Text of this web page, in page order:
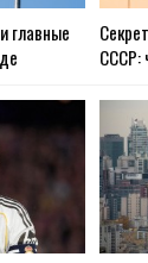
главные
СССР: